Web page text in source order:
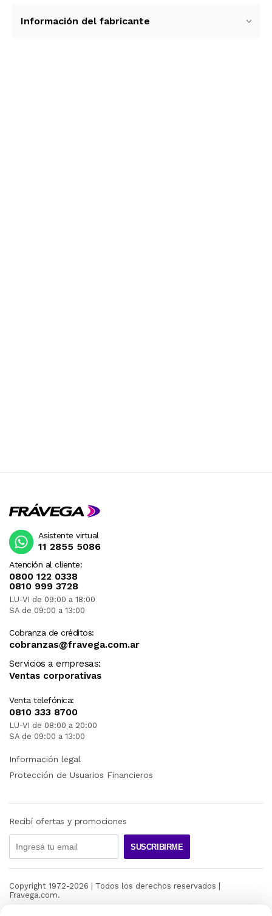
compañeros de clase. Es el recurso perfecto
Información del fabricante
Atención al cliente:
0800 122 0338
0810 999 3728
LU-VI de 09:00 a 18:00
SA de 09:00 a 13:00
Cobranza de créditos:
cobranzas@fravega.com.ar
Servicios a empresas:
Ventas corporativas
Venta telefónica:
0810 333 8700
LU-VI de 08:00 a 20:00
SA de 09:00 a 13:00
Asistente virtual
11 2855 5086
Información legal
Protección de Usuarios Financieros
Recibí ofertas y promociones
SUSCRIBIRME
Copyright 1972-2026 | Todos los derechos reservados |
Fravega.com.